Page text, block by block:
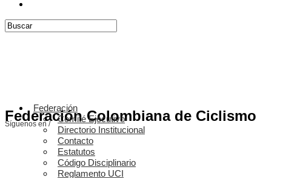
Federación Colombiana de Ciclismo
Síguenos en /
Federación
Comité Ejecutivo
Directorio Institucional
Contacto
Estatutos
Código Disciplinario
Reglamento UCI